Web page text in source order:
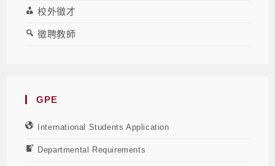
校外徵才
徵聘教師
GPE
International Students Application
Departmental Requirements